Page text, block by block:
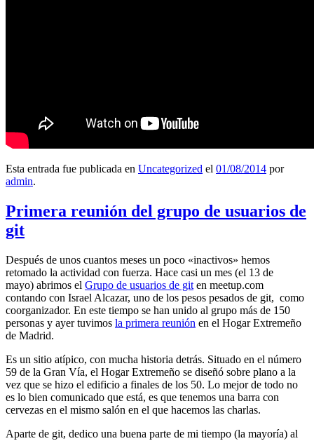
Esta entrada fue publicada en Uncategorized el 01/08/2014 por
admin.
Primera reunión del grupo de usuarios de
git
Después de unos cuantos meses un poco «inactivos» hemos
retomado la actividad con fuerza. Hace casi un mes (el 13 de
mayo) abrimos el Grupo de usuarios de git en meetup.com
contando con Israel Alcazar, uno de los pesos pesados de git, como
coorganizador. En este tiempo se han unido al grupo más de 150
personas y ayer tuvimos la primera reunión en el Hogar Extremeño
de Madrid.
Es un sitio atípico, con mucha historia detrás. Situado en el número
59 de la Gran Vía, el Hogar Extremeño se diseñó sobre plano a la
vez que se hizo el edificio a finales de los 50. Lo mejor de todo no
es lo bien comunicado que está, es que tenemos una barra con
cervezas en el mismo salón en el que hacemos las charlas.
Aparte de git, dedico una buena parte de mi tiempo (la mayoría) al